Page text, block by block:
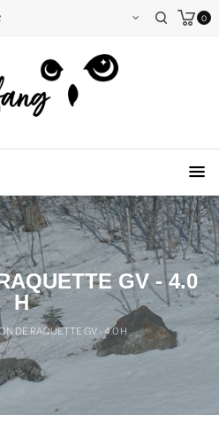
0
GV - 4.0
H
DE RAQUETTE GV - 4.0 H